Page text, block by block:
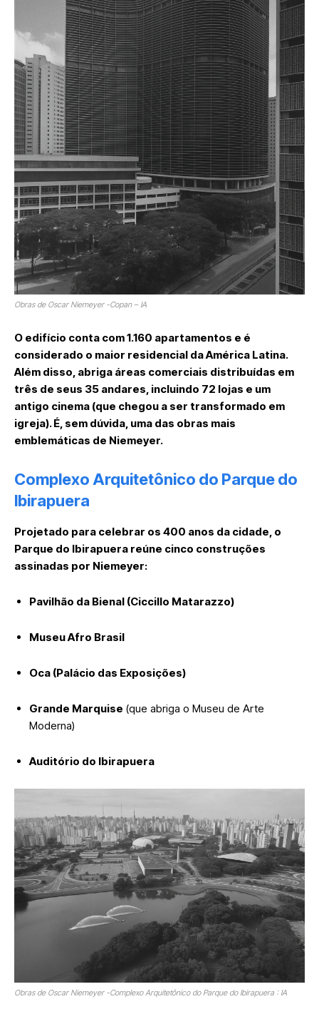
Obras de Oscar Niemeyer -Copan – IA
O edifício conta com 1.160 apartamentos e é
considerado o maior residencial da América Latina.
Além disso, abriga áreas comerciais distribuídas em
três de seus 35 andares, incluindo 72 lojas e um
antigo cinema (que chegou a ser transformado em
igreja). É, sem dúvida, uma das obras mais
emblemáticas de Niemeyer.
Complexo Arquitetônico do Parque do
Ibirapuera
Projetado para celebrar os 400 anos da cidade, o
Parque do Ibirapuera reúne cinco construções
assinadas por Niemeyer:
Pavilhão da Bienal (Ciccillo Matarazzo)
Museu Afro Brasil
Oca (Palácio das Exposições)
Grande Marquise (que abriga o Museu de Arte
Moderna)
Auditório do Ibirapuera
Obras de Oscar Niemeyer -Complexo Arquitetônico do Parque do Ibirapuera : IA